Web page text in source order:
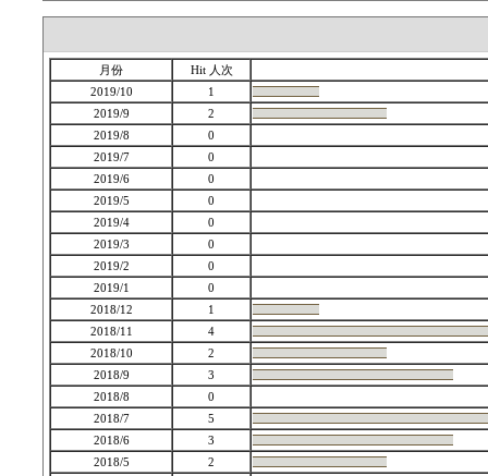
月份
Hit 人次
2019/10
1
2019/9
2
2019/8
0
2019/7
0
2019/6
0
2019/5
0
2019/4
0
2019/3
0
2019/2
0
2019/1
0
2018/12
1
2018/11
4
2018/10
2
2018/9
3
2018/8
0
2018/7
5
2018/6
3
2018/5
2